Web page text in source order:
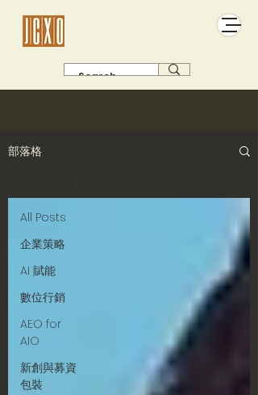
部落格
All Posts
企業策略
AI 賦能
數位行銷
AEO for
AIO
新創與募資
包裝